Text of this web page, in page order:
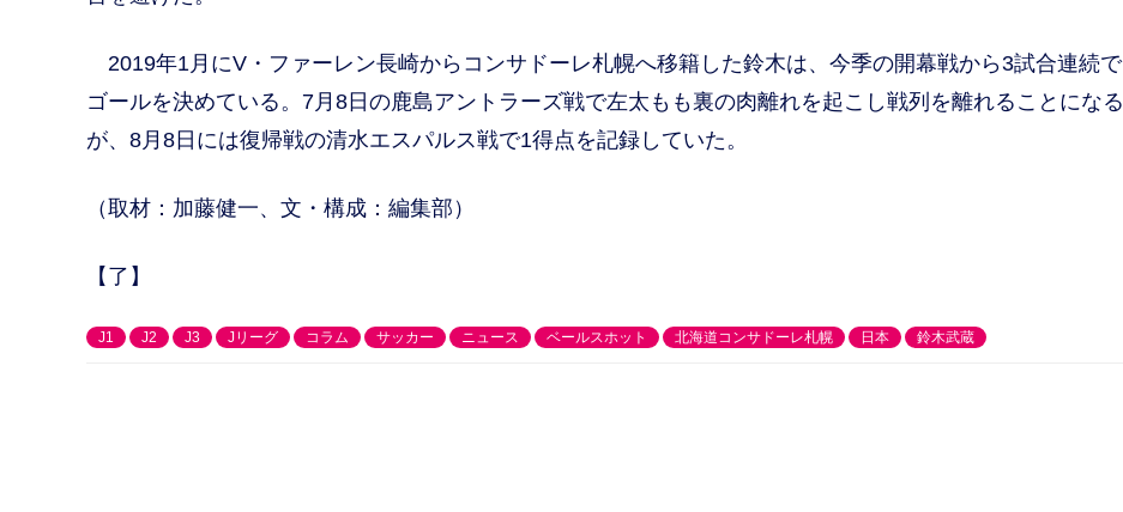
2019年1月にV・ファーレン長崎からコンサドーレ札幌へ移籍した鈴木は、今季の開幕戦から3試合連続で
ゴールを決めている。7月8日の鹿島アントラーズ戦で左太もも裏の肉離れを起こし戦列を離れることになる
が、8月8日には復帰戦の清水エスパルス戦で1得点を記録していた。
（取材：加藤健一、文・構成：編集部）
【了】
J1 J2 J3 Jリーグ コラム サッカー ニュース ベールスホット 北海道コンサドーレ札幌 日本 鈴木武蔵